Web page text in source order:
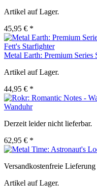
Artikel auf Lager.
45,95 € *
Metal Earth: Premium
Artikel auf Lager.
44,95 € *
Wanduhr
Derzeit leider nicht lieferbar.
62,95 € *
Versandkostenfreie
Artikel auf Lager.